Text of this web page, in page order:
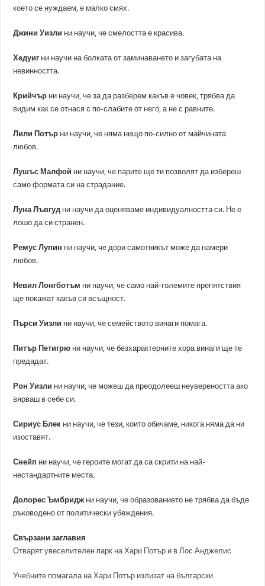
което се нуждаем, е малко смях.
Джини Уизли ни научи, че смелостта е красива.
Хедуиг ни научи на болката от заминаването и загубата на
невинността.
Крийчър ни научи, че за да разберем какъв е човек, трябва да
видим как се отнася с по-слабите от него, а не с равните.
Лили Потър ни научи, че няма нищо по-силно от майчината
любов.
Лушъс Малфой ни научи, че парите ще ти позволят да избереш
само формата си на страдание.
Луна Лъвгуд ни научи да оценяваме индивидуалността си. Не е
лошо да си странен.
Ремус Лупин ни научи, че дори самотникът може да намери
любов.
Невил Лонгботъм ни научи, че само най-големите препятствия
ще покажат какъв си всъщност.
Пърси Уизли ни научи, че семейството винаги помага.
Питър Петигрю ни научи, че безхарактерните хора винаги ще те
предадат.
Рон Уизли ни научи, че можеш да преодолееш неувереността ако
вярваш в себе си.
Сириус Блек ни научи, че тези, които обичаме, никога няма да ни
изоставят.
Снейп ни научи, че героите могат да са скрити на най-
нестандартните места.
Долорес Ъмбридж ни научи, че образованието не трябва да бъде
ръководено от политически убеждения.
Свързани заглавия
Отварят увеселителен парк на Хари Потър и в Лос Анджелис
Учебните помагала на Хари Потър излизат на български